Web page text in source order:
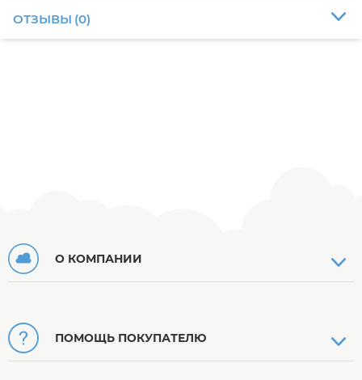
ОТЗЫВЫ (0)
О КОМПАНИИ
ПОМОЩЬ ПОКУПАТЕЛЮ